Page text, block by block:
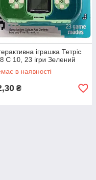
іграшка Тетріс
C 10, 23 ігри Зелений
в наявності
₴